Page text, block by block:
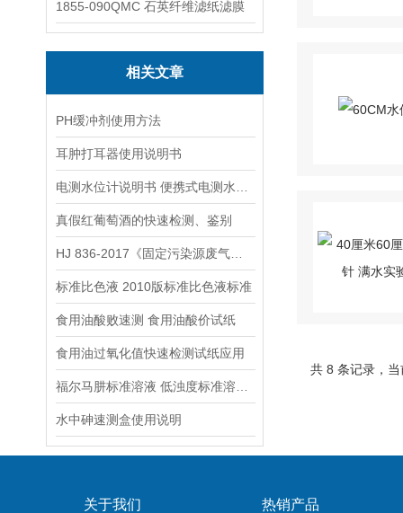
1855-090QMC 石英纤维滤纸滤膜
相关文章
PH缓冲剂使用方法
耳肿打耳器使用说明书
真假红葡萄酒的快速检测、鉴别
标准比色液 2010版标准比色液标准
食用油酸败速测 食用油酸价试纸
食用油过氧化值快速检测试纸应用
水中砷速测盒使用说明
共 8 条记录，
关于我们 热销产品